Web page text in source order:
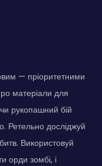
— пріоритетними
матеріали для
рукопашний бій
Ретельно досліджуй
Використовуй
орди зомбі, і